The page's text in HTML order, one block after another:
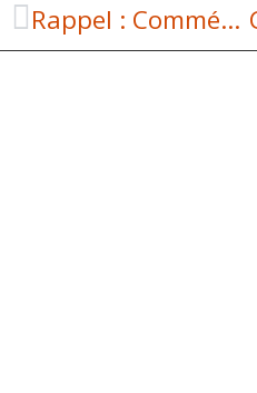
Rappel : Commémoration de l’Armistice